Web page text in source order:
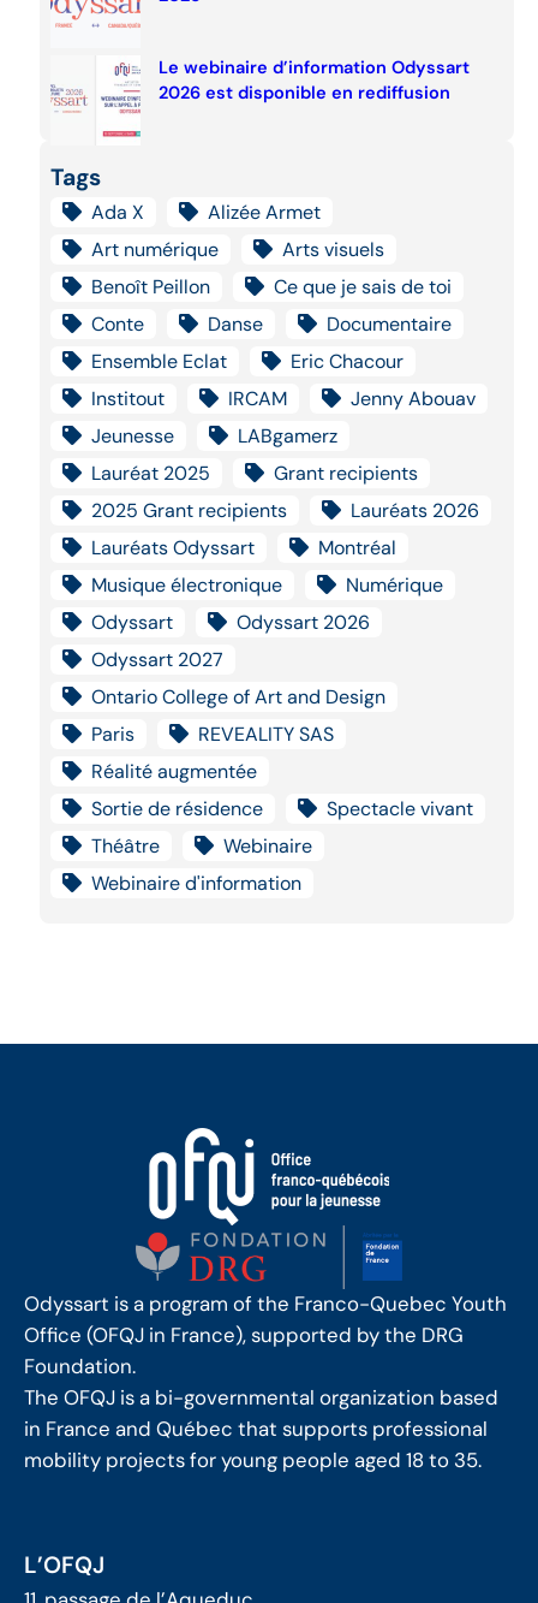
Le webinaire d’information Odyssart
2026 est disponible en rediffusion
Tags
Ada X
Alizée Armet
Art numérique
Arts visuels
Benoît Peillon
Ce que je sais de toi
Conte
Danse
Documentaire
Ensemble Eclat
Eric Chacour
Institout
IRCAM
Jenny Abouav
Jeunesse
LABgamerz
Lauréat 2025
Grant recipients
2025 Grant recipients
Lauréats 2026
Lauréats Odyssart
Montréal
Musique électronique
Numérique
Odyssart
Odyssart 2026
Odyssart 2027
Ontario College of Art and Design
Paris
REVEALITY SAS
Réalité augmentée
Sortie de résidence
Spectacle vivant
Théâtre
Webinaire
Webinaire d'information
Odyssart is a program of the Franco-Quebec Youth
Office (OFQJ in France), supported by the DRG
Foundation.
The OFQJ is a bi-governmental organization based
in France and Québec that supports professional
mobility projects for young people aged 18 to 35.
L’OFQJ